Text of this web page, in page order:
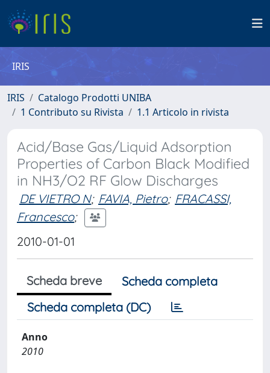
IRIS
IRIS
Catalogo Prodotti UNIBA
1 Contributo su Rivista
1.1 Articolo in rivista
Acid/Base Gas/Liquid Adsorption
Properties of Carbon Black Modified
in NH3/O2 RF Glow Discharges
DE VIETRO N; FAVIA, Pietro; FRACASSI,
Francesco;
2010-01-01
Scheda breve
Scheda completa
Scheda completa (DC)
Anno
2010